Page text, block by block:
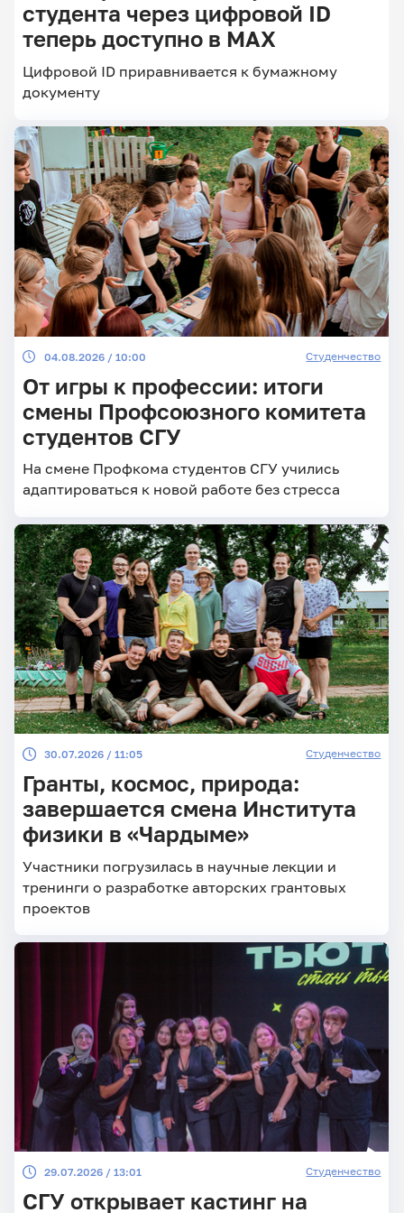
Главные
студента через цифровой ID
теперь доступно в МАХ
Цифровой ID приравнивается к бумажному
документу
04.08.2026 / 10:00 Студенчество
От игры к профессии: итоги
смены Профсоюзного комитета
студентов СГУ
На смене Профкома студентов СГУ учились
адаптироваться к новой работе без стресса
30.07.2026 / 11:05 Студенчество
Гранты, космос, природа:
завершается смена Института
физики в «Чардыме»
Участники погрузилась в научные лекции и
тренинги о разработке авторских грантовых
проектов
29.07.2026 / 13:01 Студенчество
СГУ открывает кастинг на